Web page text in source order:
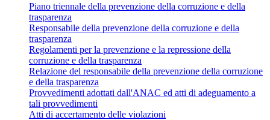
Piano triennale della prevenzione della corruzione e della
trasparenza
Responsabile della prevenzione della corruzione e della
trasparenza
Regolamenti per la prevenzione e la repressione della
corruzione e della trasparenza
Relazione del responsabile della prevenzione della corruzione
e della trasparenza
Provvedimenti adottati dall'ANAC ed atti di adeguamento a
tali provvedimenti
Atti di accertamento delle violazioni